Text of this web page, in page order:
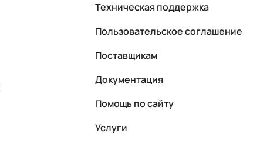
Техническая поддержка
Пользовательское соглашение
Поставщикам
Документация
Помощь по сайту
Услуги